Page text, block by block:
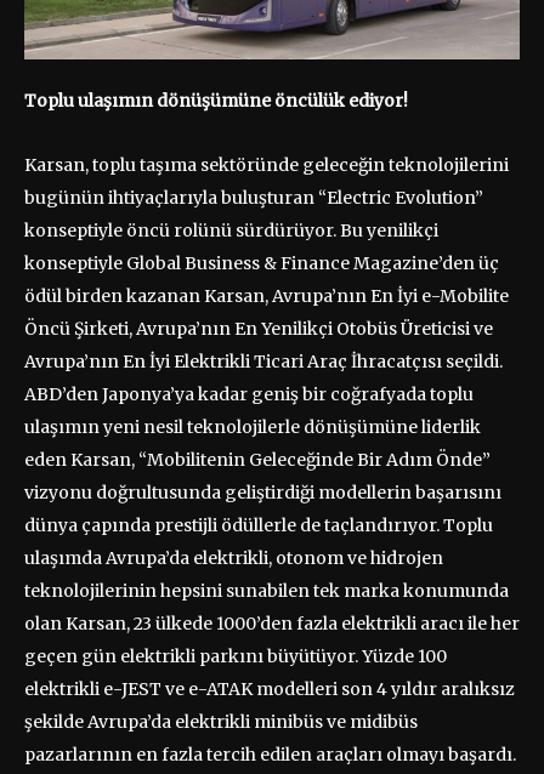
Toplu ulaşımın dönüşümüne öncülük ediyor!
Karsan, toplu taşıma sektöründe geleceğin teknolojilerini
bugünün ihtiyaçlarıyla buluşturan “Electric Evolution”
konseptiyle öncü rolünü sürdürüyor. Bu yenilikçi
konseptiyle Global Business & Finance Magazine’den üç
ödül birden kazanan Karsan, Avrupa’nın En İyi e-Mobilite
Öncü Şirketi, Avrupa’nın En Yenilikçi Otobüs Üreticisi ve
Avrupa’nın En İyi Elektrikli Ticari Araç İhracatçısı seçildi.
ABD’den Japonya’ya kadar geniş bir coğrafyada toplu
ulaşımın yeni nesil teknolojilerle dönüşümüne liderlik
eden Karsan, “Mobilitenin Geleceğinde Bir Adım Önde”
vizyonu doğrultusunda geliştirdiği modellerin başarısını
dünya çapında prestijli ödüllerle de taçlandırıyor. Toplu
ulaşımda Avrupa’da elektrikli, otonom ve hidrojen
teknolojilerinin hepsini sunabilen tek marka konumunda
olan Karsan, 23 ülkede 1000’den fazla elektrikli aracı ile her
geçen gün elektrikli parkını büyütüyor. Yüzde 100
elektrikli e-JEST ve e-ATAK modelleri son 4 yıldır aralıksız
şekilde Avrupa’da elektrikli minibüs ve midibüs
pazarlarının en fazla tercih edilen araçları olmayı başardı.